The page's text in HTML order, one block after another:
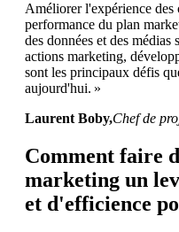
Améliorer l'expérience
performance du plan
des données et des
actions marketing,
sont les principaux défis
aujourd'hui. »
Laurent Boby,Chef de
Comment faire
marketing un
et d'efficience